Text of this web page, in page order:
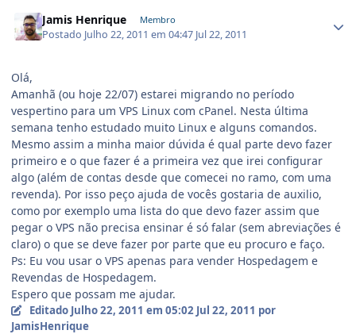
Jamis Henrique Membro
Postado Julho 22, 2011 em 04:47 Jul 22, 2011
Olá,
Amanhã (ou hoje 22/07) estarei migrando no período
vespertino para um VPS Linux com cPanel. Nesta última
semana tenho estudado muito Linux e alguns comandos.
Mesmo assim a minha maior dúvida é qual parte devo fazer
primeiro e o que fazer é a primeira vez que irei configurar
algo (além de contas desde que comecei no ramo, com uma
revenda). Por isso peço ajuda de vocês gostaria de auxilio,
como por exemplo uma lista do que devo fazer assim que
pegar o VPS não precisa ensinar é só falar (sem abreviações é
claro) o que se deve fazer por parte que eu procuro e faço.
Ps: Eu vou usar o VPS apenas para vender Hospedagem e
Revendas de Hospedagem.
Espero que possam me ajudar.
Editado Julho 22, 2011 em 05:02 Jul 22, 2011 por
JamisHenrique